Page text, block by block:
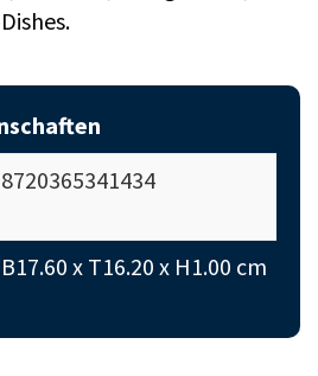
8720365341434
B17.60 x T16.20 x H1.00 cm